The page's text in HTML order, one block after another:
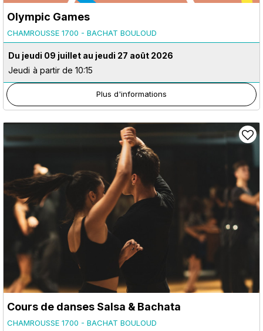
Olympic Games
CHAMROUSSE 1700 - BACHAT BOULOUD
Du jeudi 09 juillet au jeudi 27 août 2026
Jeudi à partir de 10:15
Plus d'informations
Cours de danses Salsa & Bachata
CHAMROUSSE 1700 - BACHAT BOULOUD